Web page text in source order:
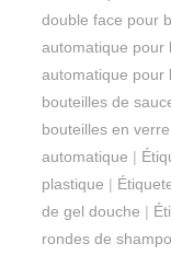
double face pour
automatique pour
automatique pour
bouteilles de
bouteilles en verre
automatique |
plastique |
de gel douche |
rondes de